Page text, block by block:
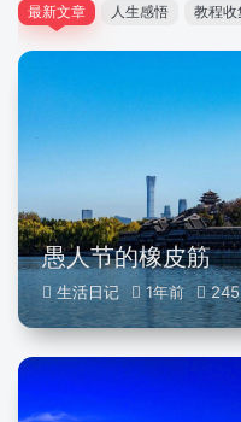
最新文章 人生感悟 教程收
愚人节的橡皮筋
生活日记 1年前 245